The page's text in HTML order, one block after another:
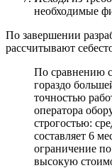
необходимые
По завершении
рассчитывают
По сравнению
гораздо
точностью
оператора
строгостью:
составляет 6
ограничение
высокую